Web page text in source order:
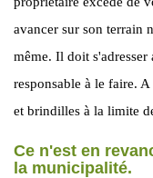
avancer sur son terrain
même. Il doit
responsable à le faire.
et brindilles à la limite
Ce n'est en
la municipalité.